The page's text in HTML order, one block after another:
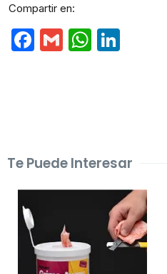
Compartir en:
Facebook
Gmail
Te Puede Interesar